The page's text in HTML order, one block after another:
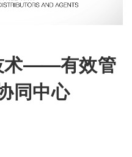
术——有效管
同中心